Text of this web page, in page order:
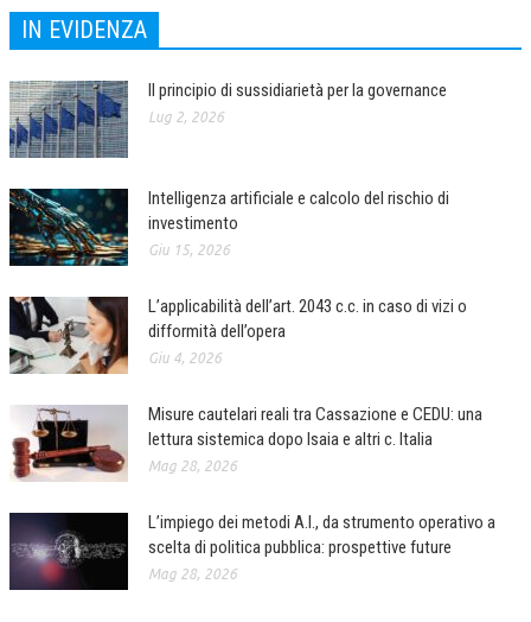
IN EVIDENZA
Il principio di sussidiarietà per la governance
Lug 2, 2026
Intelligenza artificiale e calcolo del rischio di
investimento
Giu 15, 2026
L’applicabilità dell’art. 2043 c.c. in caso di vizi o
difformità dell’opera
Giu 4, 2026
Misure cautelari reali tra Cassazione e CEDU: una
lettura sistemica dopo Isaia e altri c. Italia
Mag 28, 2026
L’impiego dei metodi A.I., da strumento operativo a
scelta di politica pubblica: prospettive future
Mag 28, 2026